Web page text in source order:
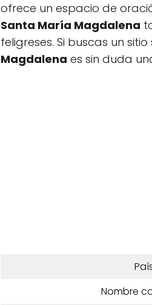
ofrece un espacio de
Santa María Magdalena
feligreses. Si buscas un
Magdalena es sin duda
Nombre